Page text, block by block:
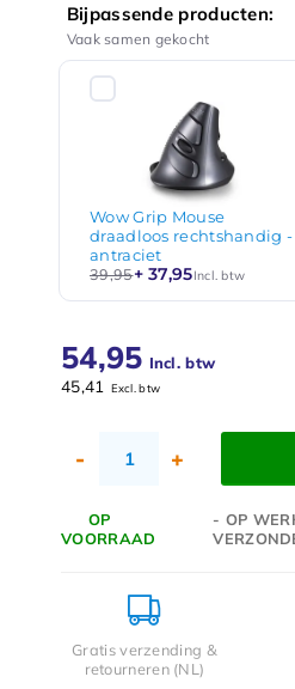
Bijpassende producten:
Vaak samen gekocht
Wow Grip Mouse
draadloos rechtshandig -
antraciet
39,95+ 37,95Incl. btw
54,95 Incl. btw
45,41 Excl. btw
- +
OP
VOORRAAD
- OP
Gratis verzending &
retourneren (NL)